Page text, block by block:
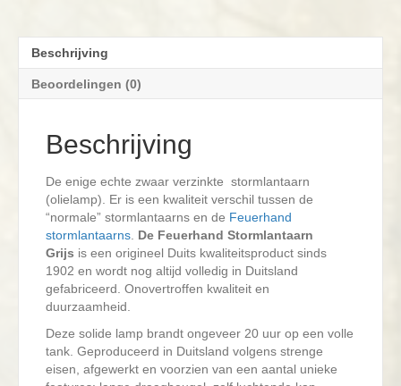
Beschrijving
Beoordelingen (0)
Beschrijving
De enige echte zwaar verzinkte stormlantaarn
(olielamp). Er is een kwaliteit verschil tussen de
“normale” stormlantaarns en de Feuerhand
stormlantaarns De Feuerhand Stormlantaarn
Grijs is een origineel Duits kwaliteitsproduct sinds
1902 en wordt nog altijd volledig in Duitsland
gefabriceerd. Onovertroffen kwaliteit en
duurzaamheid.
Deze solide lamp brandt ongeveer 20 uur op een volle
tank. Geproduceerd in Duitsland volgens strenge
eisen, afgewerkt en voorzien van een aantal unieke